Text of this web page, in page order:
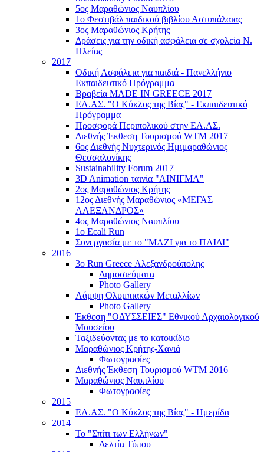
5ος Μαραθώνιος Ναυπλίου
1ο Φεστιβάλ παιδικού βιβλίου Αστυπάλαιας
3ος Μαραθώνιος Κρήτης
Δράσεις για την οδική ασφάλεια σε σχολεία Ν.
Ηλείας
2017
Οδική Ασφάλεια για παιδιά - Πανελλήνιο
Εκπαιδευτικό Πρόγραμμα
Βραβεία MADE IN GREECE 2017
ΕΛ.ΑΣ. "Ο Κύκλος της Βίας" - Εκπαιδευτικό
Πρόγραμμα
Προσφορά Περιπολικού στην ΕΛ.ΑΣ.
Διεθνής Έκθεση Τουρισμού WTM 2017
6ος Διεθνής Νυχτερινός Ημιμαραθώνιος
Θεσσαλονίκης
Sustainability Forum 2017
3D Animation ταινία "ΑΙΝΙΓΜΑ"
2ος Μαραθώνιος Κρήτης
12ος Διεθνής Μαραθώνιος «ΜΕΓΑΣ
ΑΛΕΞΑΝΔΡΟΣ»
4ος Μαραθώνιος Ναυπλίου
1ο Ecali Run
Συνεργασία με το "ΜΑΖΙ για το ΠΑΙΔΙ"
2016
3ο Run Greece Αλεξανδρούπολης
Δημοσιεύματα
Photo Gallery
Λάμψη Ολυμπιακών Μεταλλίων
Photo Gallery
Έκθεση "ΟΔΥΣΣΕΙΕΣ" Εθνικού Αρχαιολογικού
Μουσείου
Ταξιδεύοντας με το κατοικίδιο
Μαραθώνιος Κρήτης-Χανιά
Φωτογραφίες
Διεθνής Έκθεση Τουρισμού WTM 2016
Μαραθώνιος Ναυπλίου
Φωτογραφίες
2015
ΕΛ.ΑΣ. "Ο Κύκλος της Βίας" - Ημερίδα
2014
Το "Σπίτι των Ελλήνων"
Δελτία Τύπου